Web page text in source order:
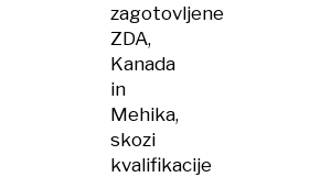
zagotovljene
ZDA,
Kanada
in
Mehika,
skozi
kvalifikacije